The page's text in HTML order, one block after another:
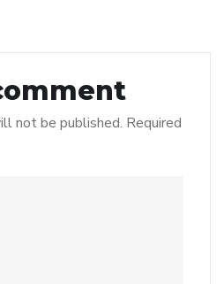
not be published. Required